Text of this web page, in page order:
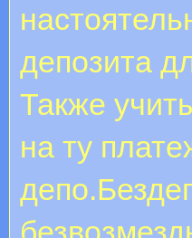
депозита
Также
на ту